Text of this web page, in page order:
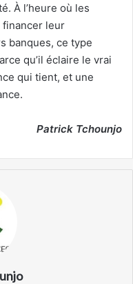
À l’heure où les
financer leur
banques, ce type
qu’il éclaire le vrai
qui tient, et une
Patrick Tchounjo